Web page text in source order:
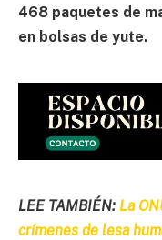
468 paquetes de
en bolsas de yute.
LEE TAMBIÉN: La
crímenes de lesa